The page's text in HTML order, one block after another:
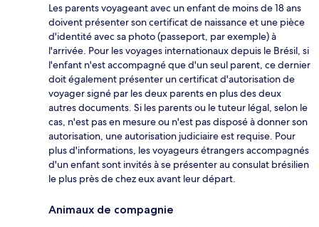
Les parents voyageant avec un enfant de moins de 18 ans
doivent présenter son certificat de naissance et une pièce
d'identité avec sa photo (passeport, par exemple) à
l'arrivée. Pour les voyages internationaux depuis le Brésil, si
l'enfant n'est accompagné que d'un seul parent, ce dernier
doit également présenter un certificat d'autorisation de
voyager signé par les deux parents en plus des deux
autres documents. Si les parents ou le tuteur légal, selon le
cas, n'est pas en mesure ou n'est pas disposé à donner son
autorisation, une autorisation judiciaire est requise. Pour
plus d'informations, les voyageurs étrangers accompagnés
d'un enfant sont invités à se présenter au consulat brésilien
le plus près de chez eux avant leur départ.
Animaux de compagnie